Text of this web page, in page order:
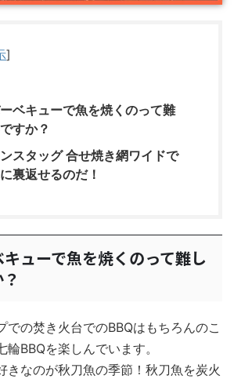
]
ベキューで魚を焼くのって難
すか？
スタッグ 合せ焼き網ワイドで
裏返せるのだ！
ューで魚を焼くのって難し
での焚き火台でのBBQはもちろんのこ
BBQを楽しんでいます。
きなのが秋刀魚の季節！秋刀魚を炭火